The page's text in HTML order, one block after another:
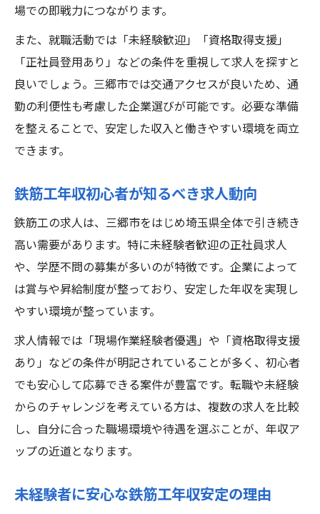
場での即戦力につながります。
また、就職活動では「未経験歓迎」「資格取得支援」
「正社員登用あり」などの条件を重視して求人を探すと
良いでしょう。三郷市では交通アクセスが良いため、通
勤の利便性も考慮した企業選びが可能です。必要な準備
を整えることで、安定した収入と働きやすい環境を両立
できます。
鉄筋工年収初心者が知るべき求人動向
鉄筋工の求人は、三郷市をはじめ埼玉県全体で引き続き
高い需要があります。特に未経験者歓迎の正社員求人
や、学歴不問の募集が多いのが特徴です。企業によって
は賞与や昇給制度が整っており、安定した年収を実現し
やすい環境が整っています。
求人情報では「現場作業経験者優遇」や「資格取得支援
あり」などの条件が明記されていることが多く、初心者
でも安心して応募できる案件が豊富です。転職や未経験
からのチャレンジを考えている方は、複数の求人を比較
し、自分に合った職場環境や待遇を選ぶことが、年収ア
ップの近道となります。
未経験者に安心な鉄筋工年収安定の理由